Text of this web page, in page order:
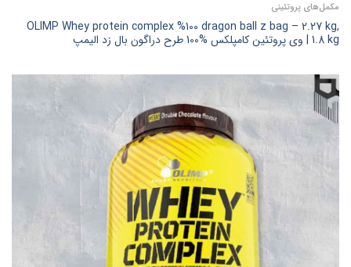
مکمل‌های پروتئینی
OLIMP Whey protein complex %100 dragon ball z bag – 2.27 kg,
1.8 kg | وی پروتئین کامپلکس %100 طرح دراگون بال زد الیمپ